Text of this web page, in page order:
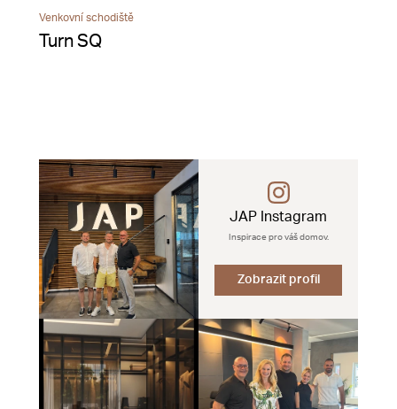
Venkovní schodiště
Turn SQ
JAP Instagram
Inspirace pro váš domov.
Zobrazit profil